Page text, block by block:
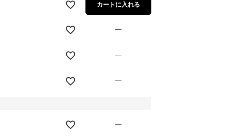
カートに入れる
—
—
—
—